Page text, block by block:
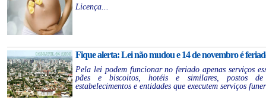
Licença...
Fique alerta: Lei não mudou e 14 de novembro é
Pela lei podem funcionar no feriado apenas serviços
pães e biscoitos, hotéis e similares, postos de
estabelecimentos e entidades que executem serviços